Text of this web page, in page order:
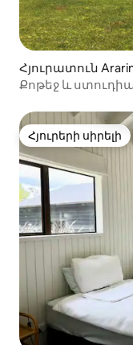
Հյուրատուն
Քոթեջ և
Հյուրերի սիրելի
Հյուրերի սիրելի